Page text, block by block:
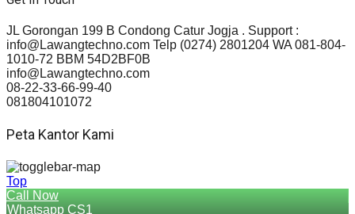
JL Gorongan 199 B Condong Catur Jogja . Support :
info@Lawangtechno.com Telp (0274) 2801204 WA 081-804-
1010-72 BBM 54D2BF0B
info@Lawangtechno.com
08-22-33-66-99-40
081804101072
Peta Kantor Kami
Top
Call Now
Whatsapp CS1